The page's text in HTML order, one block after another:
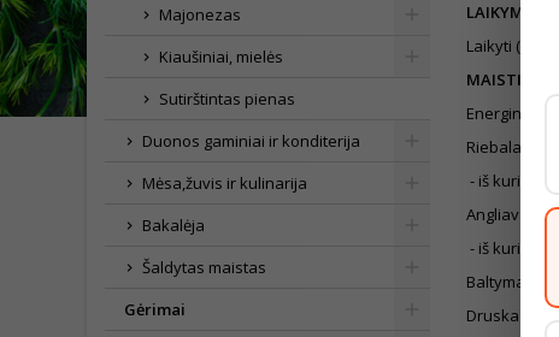
Majonezas
Kiaušiniai, mielės
Sutirštintas pienas
Duonos gaminiai ir konditerija
Mėsa,žuvis ir kulinarija
Bakalėja
Šaldytas maistas
Gėrimai
LAIKYMO
Laikyti (0..-
MAISTINĖ
Energinė
Riebalai 26.1g
- iš kurių
- iš kurių
Baltymai
Druska 2.0g.